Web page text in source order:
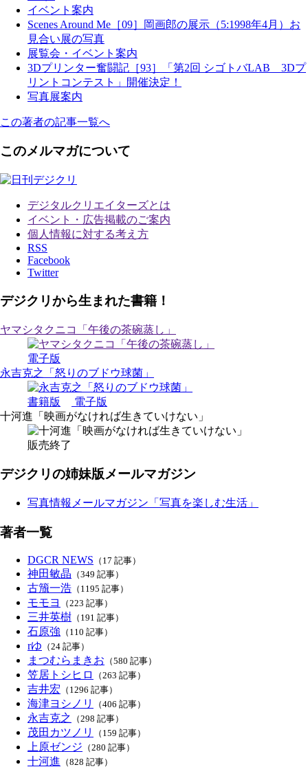
イベント案内
Scenes Around Me［09］岡画郎の展示（5:1998年4月）お
見合い展の写真
展覧会・イベント案内
3Dプリンター奮闘記［93］「第2回 シゴトバLAB 3Dプ
リントコンテスト」開催決定！
写真展案内
この著者の記事一覧へ
このメルマガについて
デジタルクリエイターズとは
イベント・広告掲載のご案内
個人情報に対する考え方
RSS
Facebook
Twitter
デジクリから生まれた書籍！
ヤマシタクニコ「午後の茶碗蒸し」
電子版
永吉克之「怒りのブドウ球菌」
書籍版
電子版
十河進「映画がなければ生きていけない」
販売終了
デジクリの姉妹版メールマガジン
写真情報メールマガジン「写真を楽しむ生活」
著者一覧
DGCR NEWS （17 記事）
神田敏晶 （349 記事）
古籏一浩 （1195 記事）
モモヨ （223 記事）
三井英樹 （191 記事）
石原強 （110 記事）
rゆ （24 記事）
まつむらまきお （580 記事）
笠居トシヒロ （263 記事）
吉井宏 （1296 記事）
海津ヨシノリ （406 記事）
永吉克之 （298 記事）
茂田カツノリ （159 記事）
上原ゼンジ （280 記事）
十河進 （828 記事）